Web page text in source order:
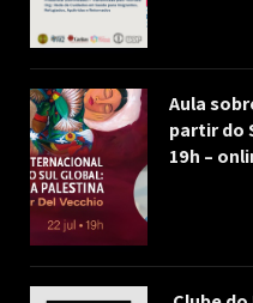
Aula
partir do
19h –